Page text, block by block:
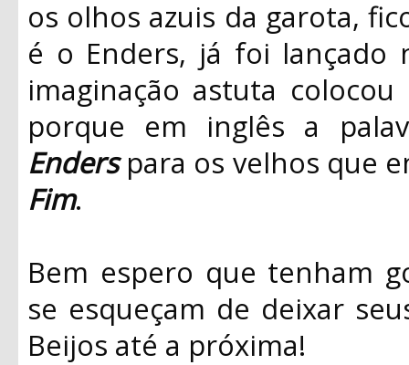
os olhos azuis da garota,
é o Enders, já foi lançado
imaginação astuta
porque em inglês a
Enderspara os velhos que
Fim.
Bem espero que tenham
se esqueçam de deixar
Beijos até a próxima!